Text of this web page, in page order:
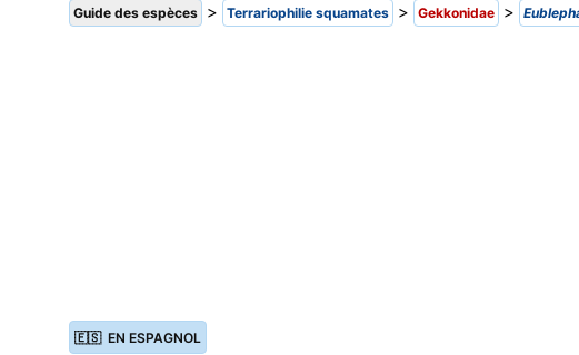
Guide des espèces > Terrariophilie squamates > Gekkonidae >
🇪🇸 EN ESPAGNOL